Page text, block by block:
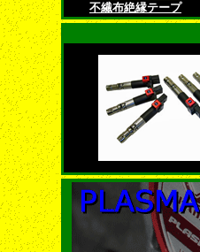
不繊布絶縁テープ